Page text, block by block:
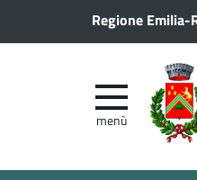
Regione Emilia-
menù